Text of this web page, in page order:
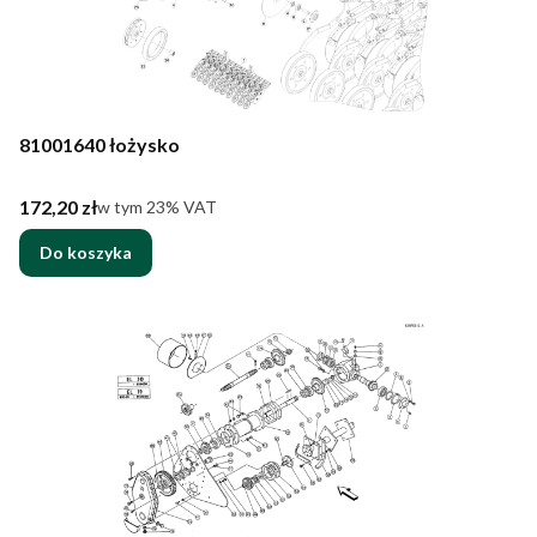
81001640 łożysko
Cena brutto
172,20 złw tym %s VAT
w tym 23% VAT
Do koszyka